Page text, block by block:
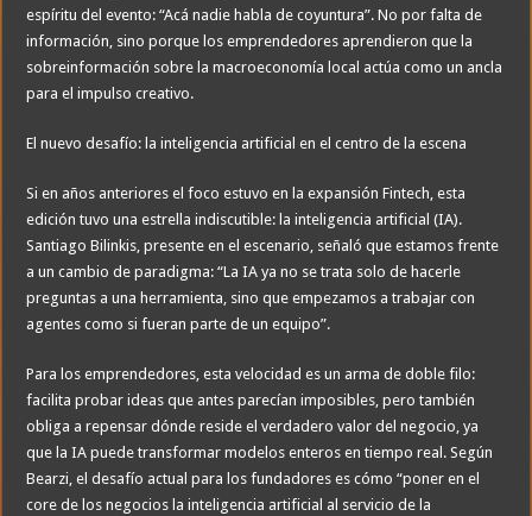
espíritu del evento: “Acá nadie habla de coyuntura”. No por falta de
información, sino porque los emprendedores aprendieron que la
sobreinformación sobre la macroeconomía local actúa como un ancla
para el impulso creativo.
El nuevo desafío: la inteligencia artificial en el centro de la escena
Si en años anteriores el foco estuvo en la expansión Fintech, esta
edición tuvo una estrella indiscutible: la inteligencia artificial (IA).
Santiago Bilinkis, presente en el escenario, señaló que estamos frente
a un cambio de paradigma: “La IA ya no se trata solo de hacerle
preguntas a una herramienta, sino que empezamos a trabajar con
agentes como si fueran parte de un equipo”.
Para los emprendedores, esta velocidad es un arma de doble filo:
facilita probar ideas que antes parecían imposibles, pero también
obliga a repensar dónde reside el verdadero valor del negocio, ya
que la IA puede transformar modelos enteros en tiempo real. Según
Bearzi, el desafío actual para los fundadores es cómo “poner en el
core de los negocios la inteligencia artificial al servicio de la